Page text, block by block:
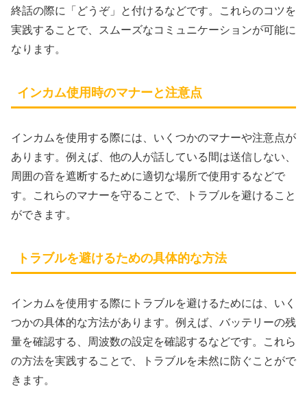
終話の際に「どうぞ」と付けるなどです。これらのコツを
実践することで、スムーズなコミュニケーションが可能に
なります。
インカム使用時のマナーと注意点
インカムを使用する際には、いくつかのマナーや注意点が
あります。例えば、他の人が話している間は送信しない、
周囲の音を遮断するために適切な場所で使用するなどで
す。これらのマナーを守ることで、トラブルを避けること
ができます。
トラブルを避けるための具体的な方法
インカムを使用する際にトラブルを避けるためには、いく
つかの具体的な方法があります。例えば、バッテリーの残
量を確認する、周波数の設定を確認するなどです。これら
の方法を実践することで、トラブルを未然に防ぐことがで
きます。